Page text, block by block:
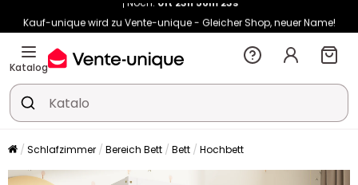
Kauf-unique wird zu Vente-unique - Gleicher Shop, neuer Name!
-10% ab 400€ mitHEAT10auf Vente-unique-Produkte
Noch:
Katalog
Schlafzimmer Bereich Bett Bett Hochbett